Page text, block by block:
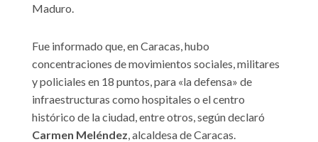
Maduro.
Fue informado que, en Caracas, hubo
concentraciones de movimientos sociales, militares
y policiales en 18 puntos, para «la defensa» de
infraestructuras como hospitales o el centro
histórico de la ciudad, entre otros, según declaró
Carmen Meléndez , alcaldesa de Caracas.